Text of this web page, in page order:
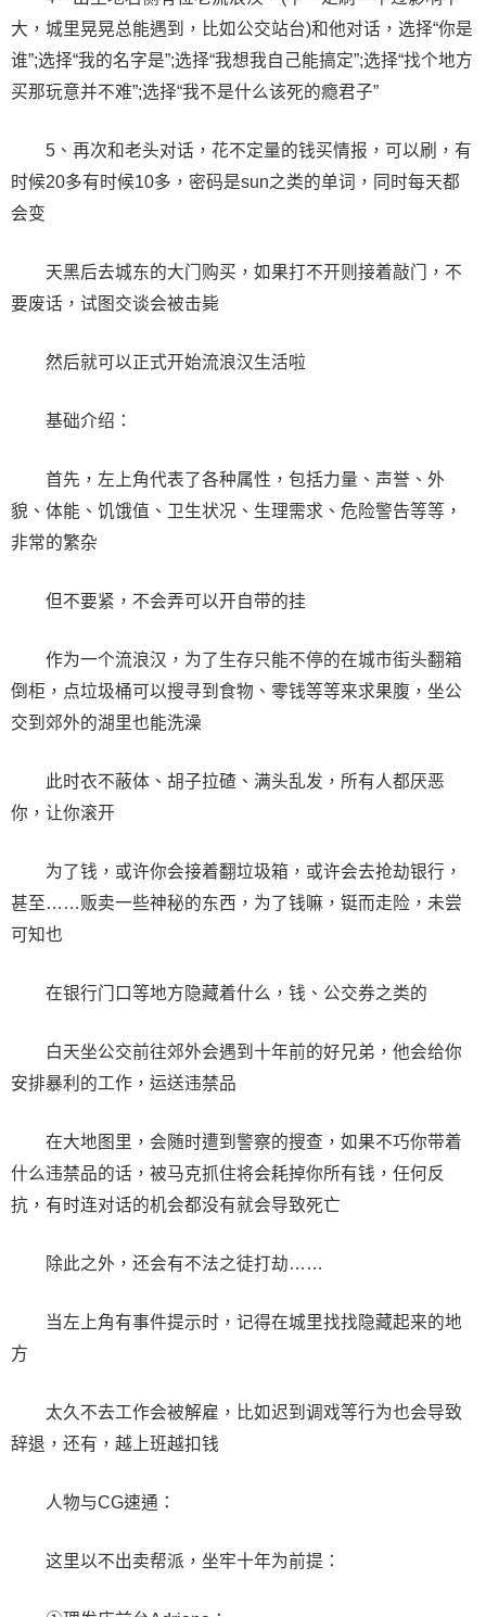
大，城里晃晃总能遇到，比如公交站台)和他对话，选择“你是
谁”;选择“我的名字是”;选择“我想我自己能搞定”;选择“找个地方
买那玩意并不难”;选择“我不是什么该死的瘾君子”
5、再次和老头对话，花不定量的钱买情报，可以刷，有
时候20多有时候10多，密码是sun之类的单词，同时每天都
会变
天黑后去城东的大门购买，如果打不开则接着敲门，不
要废话，试图交谈会被击毙
然后就可以正式开始流浪汉生活啦
基础介绍：
首先，左上角代表了各种属性，包括力量、声誉、外
貌、体能、饥饿值、卫生状况、生理需求、危险警告等等，
非常的繁杂
但不要紧，不会弄可以开自带的挂
作为一个流浪汉，为了生存只能不停的在城市街头翻箱
倒柜，点垃圾桶可以搜寻到食物、零钱等等来求果腹，坐公
交到郊外的湖里也能洗澡
此时衣不蔽体、胡子拉碴、满头乱发，所有人都厌恶
你，让你滚开
为了钱，或许你会接着翻垃圾箱，或许会去抢劫银行，
甚至……贩卖一些神秘的东西，为了钱嘛，铤而走险，未尝
可知也
在银行门口等地方隐藏着什么，钱、公交券之类的
白天坐公交前往郊外会遇到十年前的好兄弟，他会给你
安排暴利的工作，运送违禁品
在大地图里，会随时遭到警察的搜查，如果不巧你带着
什么违禁品的话，被马克抓住将会耗掉你所有钱，任何反
抗，有时连对话的机会都没有就会导致死亡
除此之外，还会有不法之徒打劫……
当左上角有事件提示时，记得在城里找找隐藏起来的地
方
太久不去工作会被解雇，比如迟到调戏等行为也会导致
辞退，还有，越上班越扣钱
人物与CG速通：
这里以不出卖帮派，坐牢十年为前提：